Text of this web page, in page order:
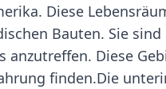
Diese
Bauten. Sie
anzutreffen. Diese
finden.Die